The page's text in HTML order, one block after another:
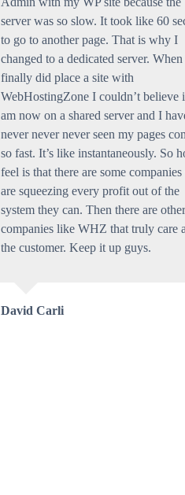
server was so slow. It took like 60
to go to another page. That is why I
changed to a dedicated server.
finally did place a site with
WebHostingZone I couldn’t believe
am now on a shared server and I
never never never seen my pages
so fast. It’s like instantaneously. So
feel is that there are some
are squeezing every profit out of the
system they can. Then there are other
companies like WHZ that truly care
the customer. Keep it up guys.
David Carli